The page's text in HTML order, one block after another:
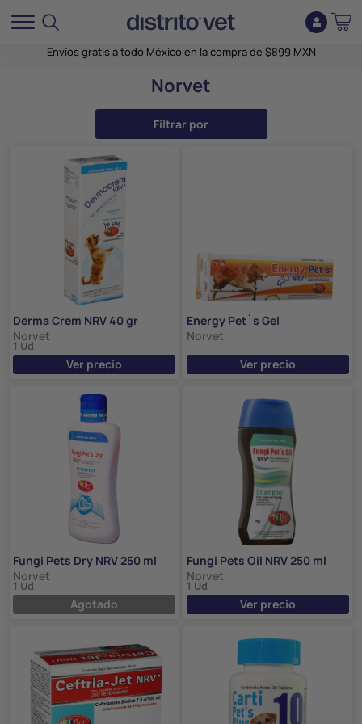
Envíos gratis a todo México en la compra de $899 MXN
Norvet
Filtrar por
Derma Crem NRV 40 gr
Norvet
1 Ud
Ver precio
Energy Pet´s Gel
Norvet
Ver precio
Fungi Pets Dry NRV 250 ml
Norvet
1 Ud
Agotado
Fungi Pets Oil NRV 250 ml
Norvet
1 Ud
Ver precio